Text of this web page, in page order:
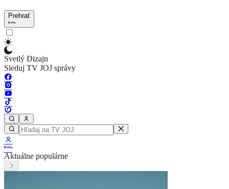
Prehrať
Svetlý Dizajn
Sleduj TV JOJ správy
Aktuálne populárne